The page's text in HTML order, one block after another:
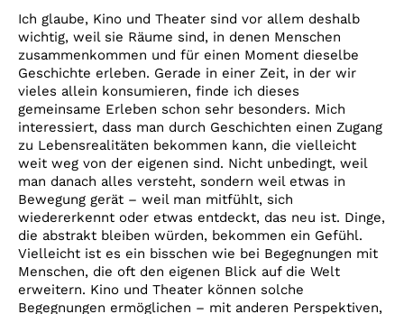
Ich glaube, Kino und Theater sind vor allem deshalb
wichtig, weil sie Räume sind, in denen Menschen
zusammenkommen und für einen Moment dieselbe
Geschichte erleben. Gerade in einer Zeit, in der wir
vieles allein konsumieren, finde ich dieses
gemeinsame Erleben schon sehr besonders. Mich
interessiert, dass man durch Geschichten einen Zugang
zu Lebensrealitäten bekommen kann, die vielleicht
weit weg von der eigenen sind. Nicht unbedingt, weil
man danach alles versteht, sondern weil etwas in
Bewegung gerät – weil man mitfühlt, sich
wiedererkennt oder etwas entdeckt, das neu ist. Dinge,
die abstrakt bleiben würden, bekommen ein Gefühl.
Vielleicht ist es ein bisschen wie bei Begegnungen mit
Menschen, die oft den eigenen Blick auf die Welt
erweitern. Kino und Theater können solche
Begegnungen ermöglichen – mit anderen Perspektiven,